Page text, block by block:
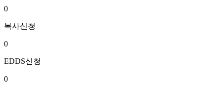
0
복사신청
0
EDDS신청
0